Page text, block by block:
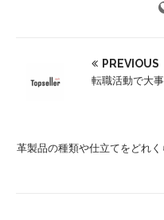
PREVIOUS
転職活動で大
革製品の種類や仕立てをどれ